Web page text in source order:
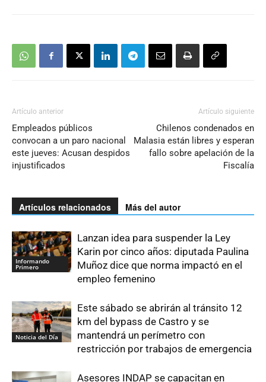
Artículo anterior
Empleados públicos
convocan a un paro nacional
este jueves: Acusan despidos
injustificados
Artículo siguiente
Chilenos condenados en
Malasia están libres y esperan
fallo sobre apelación de la
Fiscalía
Artículos relacionados Más del autor
Informando
Primero
Lanzan idea para suspender la Ley
Karin por cinco años: diputada Paulina
Muñoz dice que norma impactó en el
empleo femenino
Noticia del Día
Este sábado se abrirán al tránsito 12
km del bypass de Castro y se
mantendrá un perímetro con
restricción por trabajos de emergencia
Asesores INDAP se capacitan en